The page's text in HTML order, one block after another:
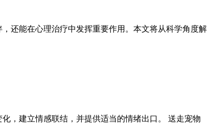
还能在心理治疗中发挥重要作用。本文将从科学角度解
，建立情感联结，并提供适当的情绪出口。 送走宠物